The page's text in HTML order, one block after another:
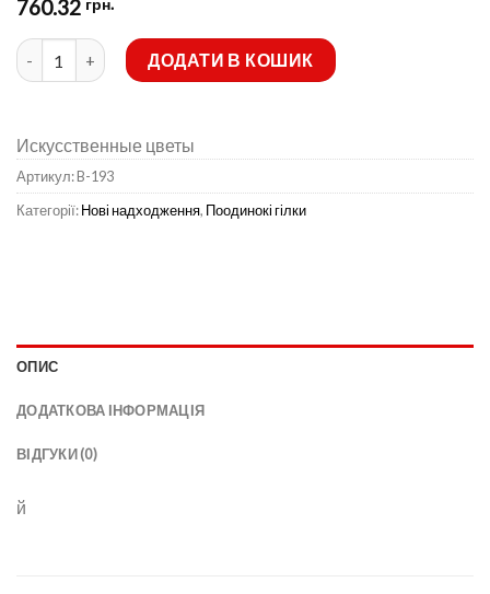
760.32 грн.
Искусственные цветы-Гладиолус натуральный не прес B-193
ДОДАТИ В КОШИК
Искусственные цветы
Артикул:B-193
Категорії:Нові надходження, Поодинокі гілки
ОПИС
ДОДАТКОВА ІНФОРМАЦІЯ
ВІДГУКИ (0)
й